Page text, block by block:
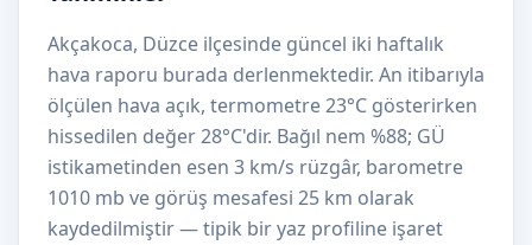
Akçakoca, Düzce ilçesinde güncel iki haftalık
hava raporu burada derlenmektedir. An itibarıyla
ölçülen hava açık, termometre 23°C gösterirken
hissedilen değer 28°C'dir. Bağıl nem %88; GÜ
istikametinden esen 3 km/s rüzgâr, barometre
1010 mb ve görüş mesafesi 25 km olarak
kaydedilmiştir — tipik bir yaz profiline işaret